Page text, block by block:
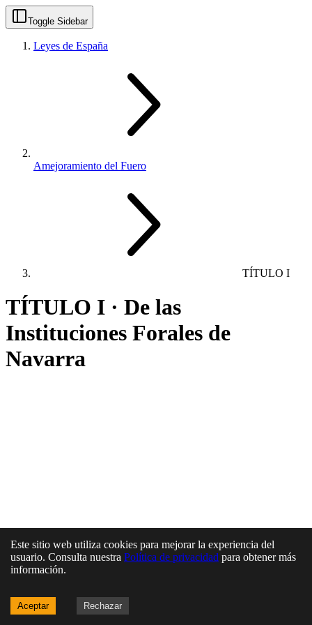
Toggle Sidebar
Leyes de España
Amejoramiento del Fuero
TÍTULO I
TÍTULO I · De las
Instituciones Forales de
Navarra
Este sitio web utiliza cookies para mejorar la experiencia del
usuario. Consulta nuestra Política de privacidad para obtener más
información.
Aceptar Rechazar